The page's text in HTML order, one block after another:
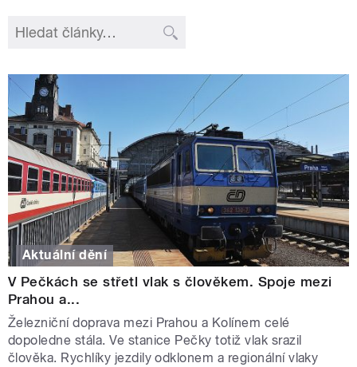
Aktuální dění
V Pečkách se střetl vlak s člověkem. Spoje mezi
Prahou a...
Železniční doprava mezi Prahou a Kolínem celé
dopoledne stála. Ve stanice Pečky totiž vlak srazil
člověka. Rychlíky jezdily odklonem a regionální vlaky